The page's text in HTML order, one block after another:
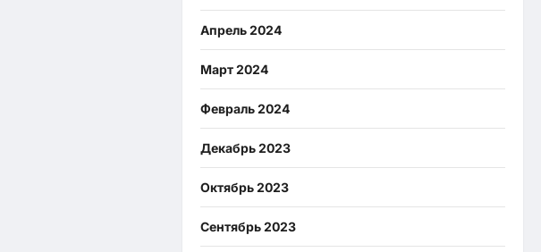
Апрель 2024
Март 2024
Февраль 2024
Декабрь 2023
Октябрь 2023
Сентябрь 2023